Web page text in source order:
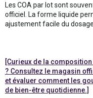
Les COA par lot sont
officiel. La forme liquide
ajustement facile du dosage.
[Curieux de la composition
? Consultez le magasin
et évaluer comment les
de bien-être quotidienne.]